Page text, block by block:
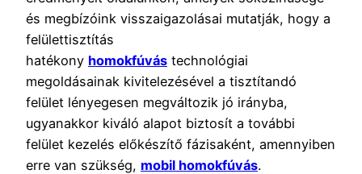
és megbízóink visszaigazolásai mutatják, hogy a
felülettisztítás
hatékony homokfúvás technológiai
megoldásainak kivitelezésével a tisztítandó
felület lényegesen megváltozik jó irányba,
ugyanakkor kiváló alapot biztosít a további
felület kezelés előkészítő fázisaként, amennyiben
erre van szükség, mobil homokfúvás.